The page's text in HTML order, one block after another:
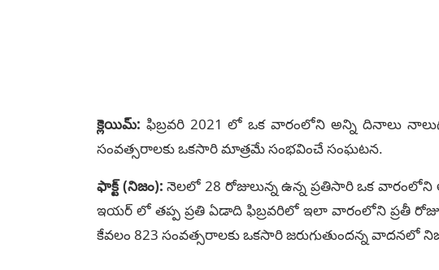
క్లెయిమ్: ఫిబ్రవరి 2021 లో ఒక వారంలోని అన్ని దినాలు
సంవత్సరాలకు ఒకసారి మాత్రమే సంభవించే సంఘటన.
ఫాక్ట్ (నిజం): నెలలో 28 రోజులున్న ఉన్న ప్రతిసారి ఒక వారంలోని
ఇయర్ లో తప్ప ప్రతి ఏడాది ఫిబ్రవరిలో ఇలా వారంలోని ప్రతీ
కేవలం 823 సంవత్సరాలకు ఒకసారి జరుగుతుందన్న వాదనలో